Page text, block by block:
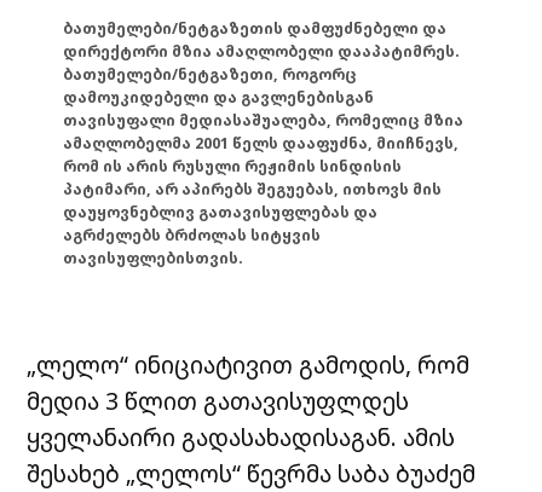
ბათუმელები/ნეტგაზეთის დამფუძნებელი და
დირექტორი მზია ამაღლობელი დააპატიმრეს.
ბათუმელები/ნეტგაზეთი, როგორც
დამოუკიდებელი და გავლენებისგან
თავისუფალი მედიასაშუალება, რომელიც მზია
ამაღლობელმა 2001 წელს დააფუძნა, მიიჩნევს,
რომ ის არის რუსული რეჟიმის სინდისის
პატიმარი, არ აპირებს შეგუებას, ითხოვს მის
დაუყოვნებლივ გათავისუფლებას და
აგრძელებს ბრძოლას სიტყვის
თავისუფლებისთვის.
„ლელო“ ინიციატივით გამოდის, რომ
მედია 3 წლით გათავისუფლდეს
ყველანაირი გადასახადისაგან. ამის
შესახებ „ლელოს“ წევრმა საბა ბუაძემ